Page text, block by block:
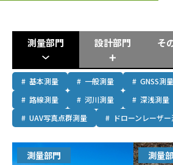
測量部門
基本測量 一般測量 GNSS測量
路線測量
河川測量 深浅測量
UAV写真点群測量
ドローンレーザ
設計部門 そ
測量部門 測量